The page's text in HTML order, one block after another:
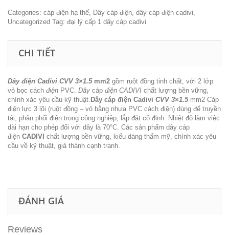
3x1.5
quantity
Categories: cáp điện hạ thế, Dây cáp điện, dây cáp điện cadivi,
Uncategorized Tag: đại lý cấp 1 dây cáp cadivi
CHI TIẾT
Dây điện Cadivi CVV 3×1.5 mm2 gồm ruột đồng tinh chất, với 2 lớp
vỏ bọc cách điện PVC. Dây cáp điện CADIVI chất lượng bền vững,
chính xác yêu cầu kỹ thuật. Dây cáp điện Cadivi CVV 3×1.5mm2 Cáp
điện lực 3 lõi (ruột đồng – vỏ bằng nhựa PVC cách điện) dùng để truyền
tải, phân phối điện trong công nghiệp, lắp đặt cố định. Nhiệt độ làm việc
dài hạn cho phép đối với dây là 70°C. Các sản phẩm dây cáp
điện CADIVI chất lượng bền vững, kiểu dáng thẩm mỹ, chính xác yêu
cầu về kỹ thuật, giá thành cạnh tranh.
ĐÁNH GIÁ
Reviews